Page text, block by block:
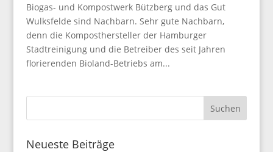
Biogas- und Kompostwerk Bützberg und das Gut
Wulksfelde sind Nachbarn. Sehr gute Nachbarn,
denn die Komposthersteller der Hamburger
Stadtreinigung und die Betreiber des seit Jahren
florierenden Bioland-Betriebs am...
Neueste Beiträge